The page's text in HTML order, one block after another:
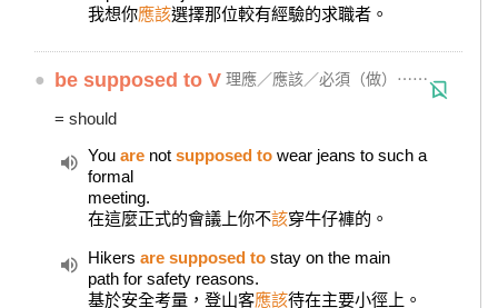
我想你應該選擇那位較有經驗的求職者。
● be supposed to V 理應／應該／必須（做）⋯⋯
= should
You are not supposed to wear jeans to such a
formal
meeting.
在這麼正式的會議上你不該穿牛仔褲的。
Hikers are supposed to stay on the main
path for safety reasons.
基於安全考量，登山客應該待在主要小徑上。